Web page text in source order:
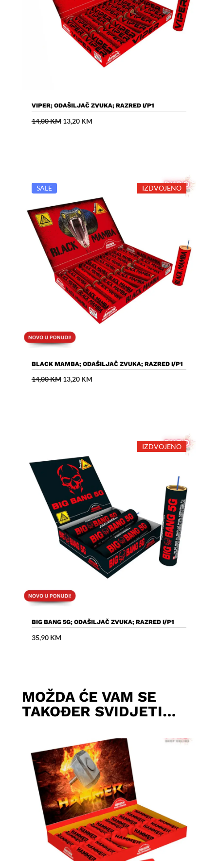
Dodaj U Košaricu
VIPER; ODAŠILJAČ ZVUKA; RAZRED I/P1
14,00KM Izvorna
cijena
13,20 KMTrenutna
SALE IZDVOJENO
Dodaj U Košaricu
BLACK MAMBA; ODAŠILJAČ ZVUKA; RAZRED I/P1
14,00KM Izvorna
13,20 KMTrenutna
IZDVOJENO
Dodaj U Košaricu
BIG BANG 5G; ODAŠILJAČ ZVUKA; RAZRED I/P1
35,90 KM
MOŽDA ĆE VAM SE
TAKOĐER SVIDJETI…